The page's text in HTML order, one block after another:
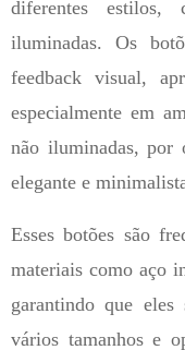
diferentes estilos,
iluminadas. Os
feedback visual,
especialmente em
não iluminadas, por
elegante e
Esses botões são
materiais como aço
garantindo que eles
vários tamanhos e